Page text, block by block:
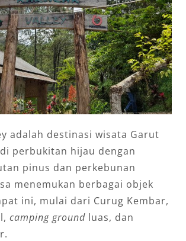
adalah destinasi wisata Garut
perbukitan hijau dengan
pinus dan perkebunan
menemukan berbagai objek
ini, mulai dari Curug Kembar,
camping ground luas, dan